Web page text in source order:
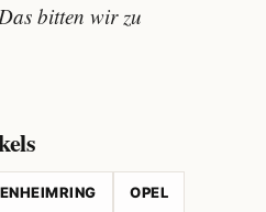
bitten wir zu
OPEL